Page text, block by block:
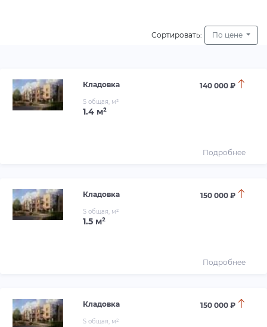
Сортировать: По цене
Кладовка 140 000 ₽
S общая, м²
1.4 м²
Подробнее
Кладовка 150 000 ₽
S общая, м²
1.5 м²
Подробнее
Кладовка 150 000 ₽
S общая, м²